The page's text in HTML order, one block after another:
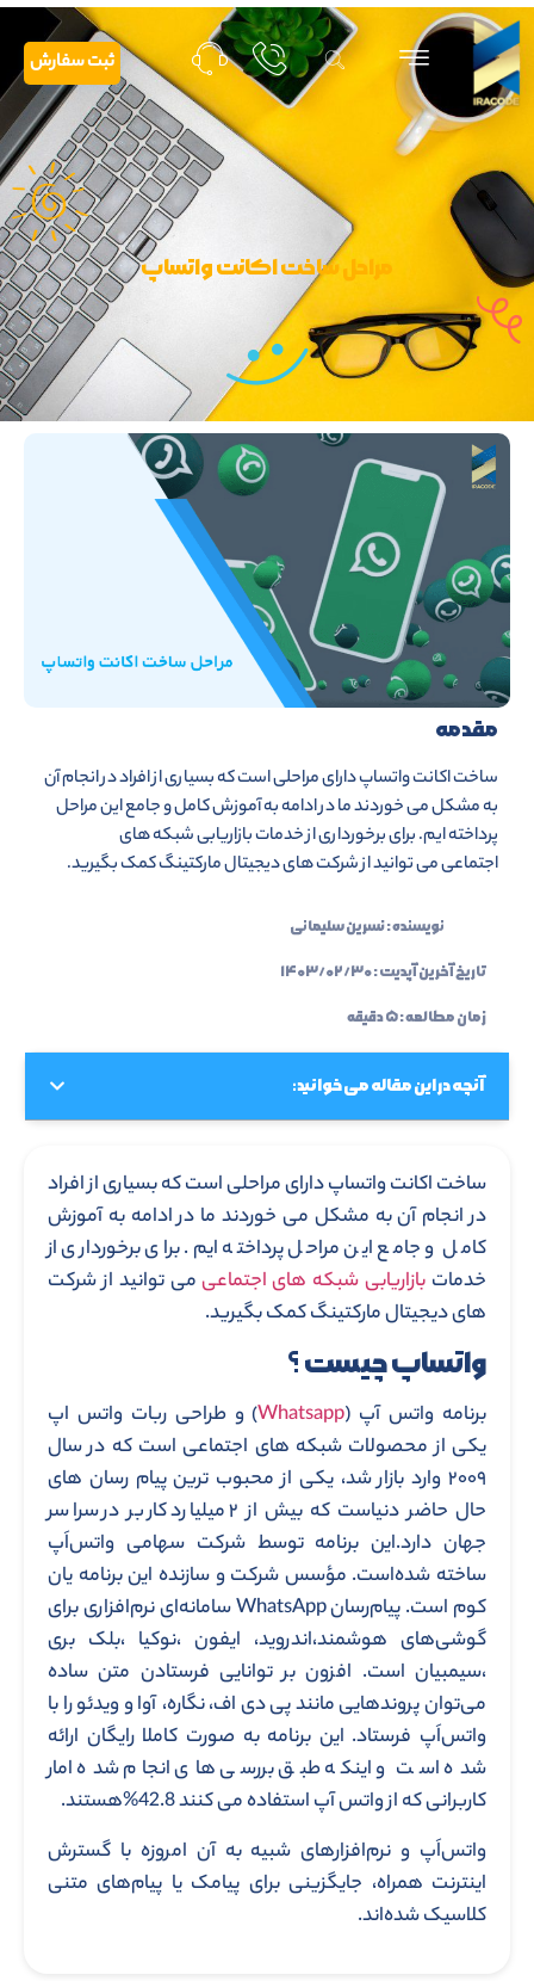
ثبت سفارش
مراحل ساخت اکانت واتساپ
مقدمه
ساخت اکانت واتساپ دارای مراحلی است که بسیاری از افراد در انجام آن
به مشکل می خوردند ما در ادامه به آموزش کامل و جامع این مراحل
پرداخته ایم. برای برخورداری از خدمات بازاریابی شبکه های
اجتماعی می توانید از شرکت های دیجیتال مارکتینگ کمک بگیرید.
نویسنده :نسرین سلیمانی
تاریخ آخرین آپدیت :۱۴۰۳/۰۲/۳۰
زمان مطالعه : ۵ دقیقه
آنچه در این مقاله می خوانید:
ساخت اکانت واتساپ دارای مراحلی است که بسیاری از افراد
در انجام آن به مشکل می خوردند ما در ادامه به آموزش
کامل و جامع این مراحل پرداخته ایم. برای برخورداری از
خدمات بازاریابی شبکه های اجتماعیمی توانید از شرکت
های دیجیتال مارکتینگ کمک بگیرید.
واتساپ چیست ؟
برنامه واتس آپ (Whatsapp) و طراحی ربات واتس اپ
یکی از محصولات شبکه های اجتماعی است که در سال
۲۰۰۹ وارد بازار شد، یکی از محبوب ترین پیام رسان های
حال حاضر دنیاست که بیش از ۲ میلیارد کاربر در سراسر
جهان دارد.این برنامه توسط شرکت سهامی واتس‌اَپ
ساخته شده‌است. مؤسس شرکت و سازنده این برنامه یان
کوم است. پیام‌رسان WhatsApp سامانه‌ای نرم‌افزاری برای
گوشی‌های هوشمند،اندروید، ایفون ،نوکیا ،بلک بری
،سیمبیان است. افزون بر توانایی فرستادن متن ساده
می‌توان پروندهایی مانند پی دی اف، نگاره، آوا و ویدئو را با
واتس‌اَپ فرستاد. این برنامه به صورت کاملا رایگان ارائه
شده است و اینکه طبق بررسی های انجام شده امار
کاربرانی که از واتس آپ استفاده می کنند 42.8%هستند.
واتس‌اَپ و نرم‌افزارهای شبیه به آن امروزه با گسترش
اینترنت همراه، جایگزینی برای پیامک یا پیام‌های متنی
کلاسیک شده‌اند.